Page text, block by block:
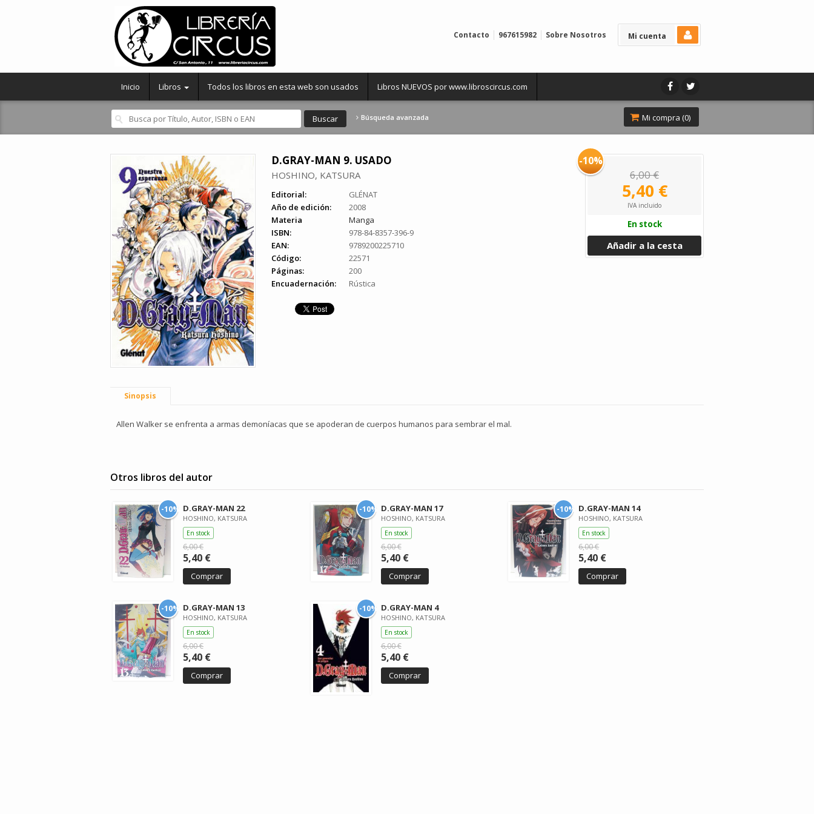
Mi cuenta
Contacto 967615982 Sobre Nosotros
Inicio Libros Todos los libros en esta web son usados Libros NUEVOS por www.libroscircus.com
Búsqueda avanzada Mi compra (0)
D.GRAY-MAN 9. USADO
HOSHINO, KATSURA
Editorial:
GLÉNAT
Año de edición:
2008
Materia
Manga
ISBN:
978-84-8357-396-9
EAN:
9789200225710
Código:
22571
Páginas:
200
Encuadernación:
Rústica
-10%
6,00 €
5,40 €
IVA incluido
En stock
Añadir a la cesta
Sinopsis
Allen Walker se enfrenta a armas demoníacas que se apoderan de cuerpos humanos para sembrar el mal.
Otros libros del autor
-10% D.GRAY-MAN 22
HOSHINO, KATSURA
En stock
6,00 €
5,40 €
Comprar
-10% D.GRAY-MAN 17
HOSHINO, KATSURA
En stock
6,00 €
5,40 €
Comprar
-10% D.GRAY-MAN 14
HOSHINO, KATSURA
En stock
6,00 €
5,40 €
Comprar
-10% D.GRAY-MAN 13
HOSHINO, KATSURA
En stock
6,00 €
5,40 €
Comprar
-10% D.GRAY-MAN 4
HOSHINO, KATSURA
En stock
6,00 €
5,40 €
Comprar